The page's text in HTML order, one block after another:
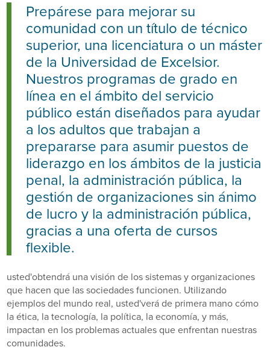
Prepárese para mejorar su
comunidad con un título de técnico
superior, una licenciatura o un máster
de la Universidad de Excelsior.
Nuestros programas de grado en
línea en el ámbito del servicio
público están diseñados para ayudar
a los adultos que trabajan a
prepararse para asumir puestos de
liderazgo en los ámbitos de la justicia
penal, la administración pública, la
gestión de organizaciones sin ánimo
de lucro y la administración pública,
gracias a una oferta de cursos
flexible.
usted'obtendrá una visión de los sistemas y organizaciones
que hacen que las sociedades funcionen. Utilizando
ejemplos del mundo real, usted'verá de primera mano cómo
la ética, la tecnología, la política, la economía, y más,
impactan en los problemas actuales que enfrentan nuestras
comunidades.